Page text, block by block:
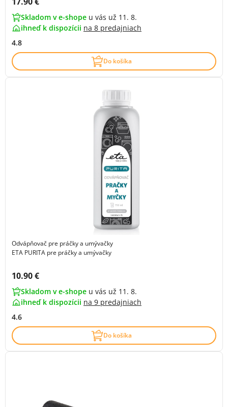
Skladom v e-shope u vás už 11. 8.
ihneď k dispozícii na 8 predajniach
4.8
Do košíka
Odvápňovač pre práčky a umývačky
ETA PURITA pre práčky a umývačky
Cena s DPH:
10.90 €
Skladom v e-shope u vás už 11. 8.
ihneď k dispozícii na 9 predajniach
4.6
Do košíka